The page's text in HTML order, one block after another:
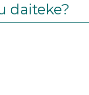
daiteke?